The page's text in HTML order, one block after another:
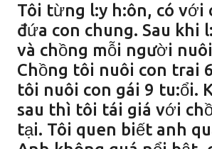
Tôi từng l:y h:ôn, có với
đứa con chung. Sau khi
và chồng mỗi người
Chồng tôi nuôi con trai
tôi nuôi con gái 9 tu:ổi.
sau thì tôi tái giá với
tại. Tôi quen biết anh